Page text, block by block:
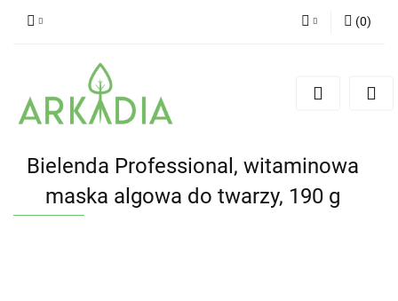
(0)
Bielenda Professional, witaminowa
maska algowa do twarzy, 190 g